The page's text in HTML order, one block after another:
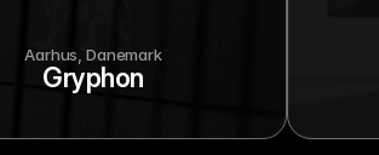
Aarhus, Danemark
Gryphon